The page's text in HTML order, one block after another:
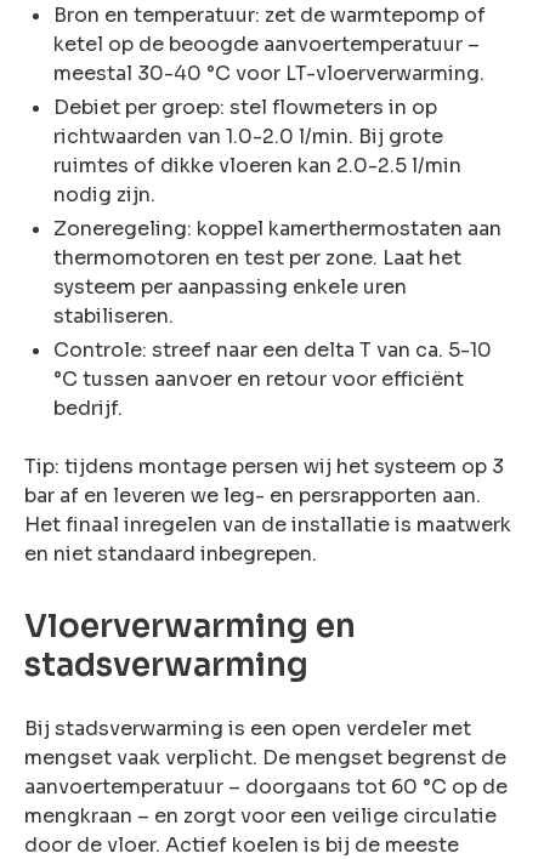
Bron en temperatuur: zet de warmtepomp of
ketel op de beoogde aanvoertemperatuur –
meestal 30-40 °C voor LT-vloerverwarming.
Debiet per groep: stel flowmeters in op
richtwaarden van 1.0-2.0 l/min. Bij grote
ruimtes of dikke vloeren kan 2.0-2.5 l/min
nodig zijn.
Zoneregeling: koppel kamerthermostaten aan
thermomotoren en test per zone. Laat het
systeem per aanpassing enkele uren
stabiliseren.
Controle: streef naar een delta T van ca. 5-10
°C tussen aanvoer en retour voor efficiënt
bedrijf.
Tip: tijdens montage persen wij het systeem op 3
bar af en leveren we leg- en persrapporten aan.
Het finaal inregelen van de installatie is maatwerk
en niet standaard inbegrepen.
Vloerverwarming en
stadsverwarming
Bij stadsverwarming is een open verdeler met
mengset vaak verplicht. De mengset begrenst de
aanvoertemperatuur – doorgaans tot 60 °C op de
mengkraan – en zorgt voor een veilige circulatie
door de vloer. Actief koelen is bij de meeste